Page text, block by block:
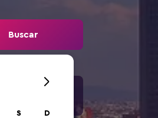
Buscar
S D